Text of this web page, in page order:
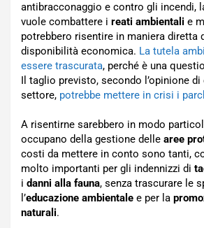
antibracconaggio e contro gli incendi,
vuole combattere i reati ambientali e
potrebbero risentire in maniera diretta
disponibilità economica. La tutela
essere trascurata, perché è una
Il taglio previsto, secondo l’opinione di
settore, potrebbe mettere in crisi i
A risentirne sarebbero in modo
occupano della gestione delle aree
costi da mettere in conto sono tanti,
molto importanti per gli indennizzi di
i danni alla fauna, senza trascurare le
l’educazione ambientale e per la
naturali.